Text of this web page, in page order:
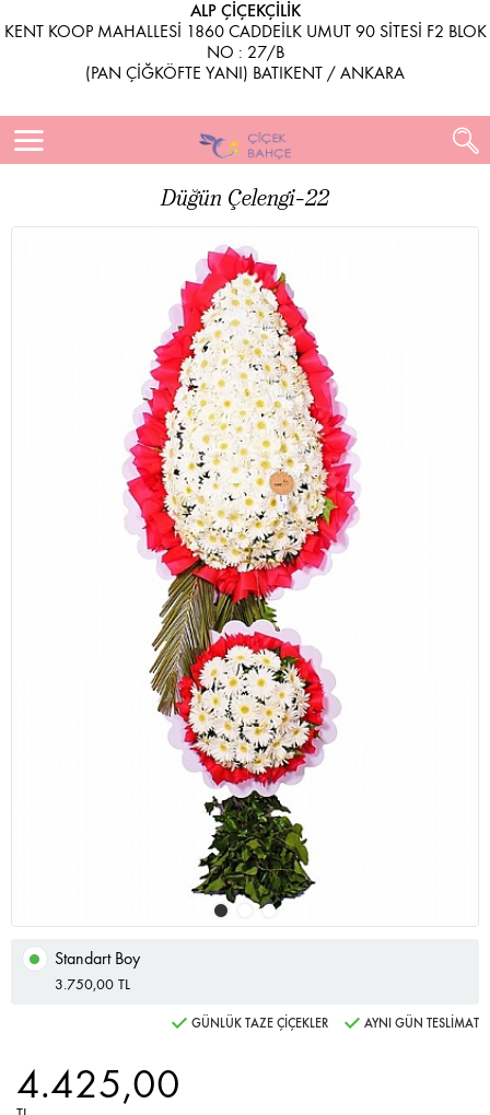
ALP ÇİÇEKÇİLİK
KENT KOOP MAHALLESİ 1860 CADDEİLK UMUT 90 SİTESİ F2 BLOK
NO : 27/B
(PAN ÇİĞKÖFTE YANI) BATIKENT / ANKARA
Düğün Çelengi-22
Standart Boy
3.750,00 TL
GÜNLÜK TAZE ÇİÇEKLER AYNI GÜN TESLİMAT
4.425,00